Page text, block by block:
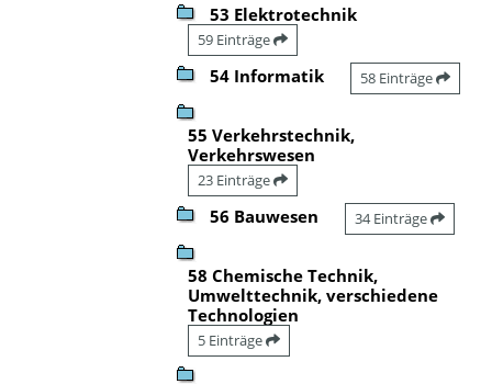
53 Elektrotechnik
59 Einträge
54 Informatik 58 Einträge
55 Verkehrstechnik,
Verkehrswesen
23 Einträge
56 Bauwesen 34 Einträge
58 Chemische Technik,
Umwelttechnik, verschiedene
Technologien
5 Einträge